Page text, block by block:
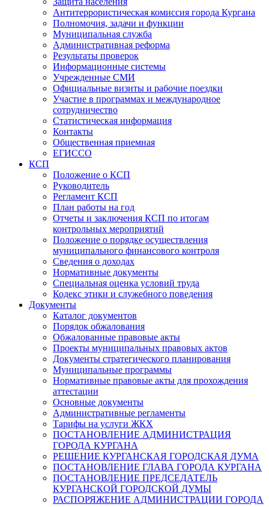
Антитеррористическая комиссия города Кургана
Полномочия, задачи и функции
Муниципальная служба
Административная реформа
Результаты проверок
Информационные системы
Учрежденные СМИ
Официальные визиты и рабочие поездки
Участие в программах и международное
сотрудничество
Статистическая информация
Контакты
Общественная приемная
ЕГИССО
КСП
Положение о КСП
Руководитель
Регламент КСП
План работы на год
Отчеты и заключения КСП по итогам
контрольных мероприятий
Положение о порядке осуществления
муниципального финансового контроля
Сведения о доходах
Нормативные документы
Специальная оценка условий труда
Кодекс этики и служебного поведения
Документы
Каталог документов
Порядок обжалования
Обжалованные правовые акты
Проекты муниципальных правовых актов
Документы стратегического планирования
Муниципальные программы
Нормативные правовые акты для прохождения
аттестации
Основные документы
Административные регламенты
Тарифы на услуги ЖКХ
ПОСТАНОВЛЕНИЕ АДМИНИСТРАЦИЯ
ГОРОДА КУРГАНА
РЕШЕНИЕ КУРГАНСКАЯ ГОРОДСКАЯ ДУМА
ПОСТАНОВЛЕНИЕ ГЛАВА ГОРОДА КУРГАНА
ПОСТАНОВЛЕНИЕ ПРЕДСЕДАТЕЛЬ
КУРГАНСКОЙ ГОРОДСКОЙ ДУМЫ
РАСПОРЯЖЕНИЕ АДМИНИСТРАЦИИ ГОРОДА